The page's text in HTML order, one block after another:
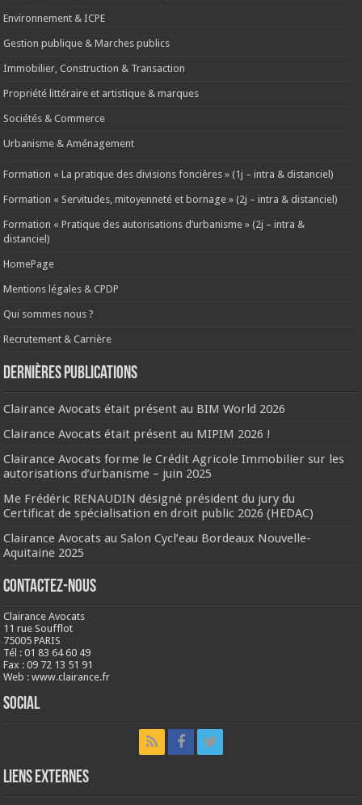
Environnement & ICPE
Gestion publique & Marches publics
Immobilier, Construction & Transaction
Propriété littéraire et artistique & marques
Sociétés & Commerce
Urbanisme & Aménagement
Formation « La pratique des divisions foncières » (1j – intra & distanciel)
Formation « Servitudes, mitoyenneté et bornage » (2j – intra & distanciel)
Formation « Pratique des autorisations d’urbanisme » (2j – intra &
distanciel)
HomePage
Mentions légales & CPDP
Qui sommes nous ?
Recrutement & Carrière
Dernières publications
Clairance Avocats était présent au BIM World 2026
Clairance Avocats était présent au MIPIM 2026 !
Clairance Avocats forme le Crédit Agricole Immobilier sur les
autorisations d’urbanisme – juin 2025
Me Frédéric RENAUDIN désigné président du jury du
Certificat de spécialisation en droit public 2026 (HEDAC)
Clairance Avocats au Salon Cycl’eau Bordeaux Nouvelle-
Aquitaine 2025
Contactez-nous
Clairance Avocats
11 rue Soufflot
75005 PARIS
Tél : 01 83 64 60 49
Fax : 09 72 13 51 91
Web : www.clairance.fr
Social
LIENS EXTERNES